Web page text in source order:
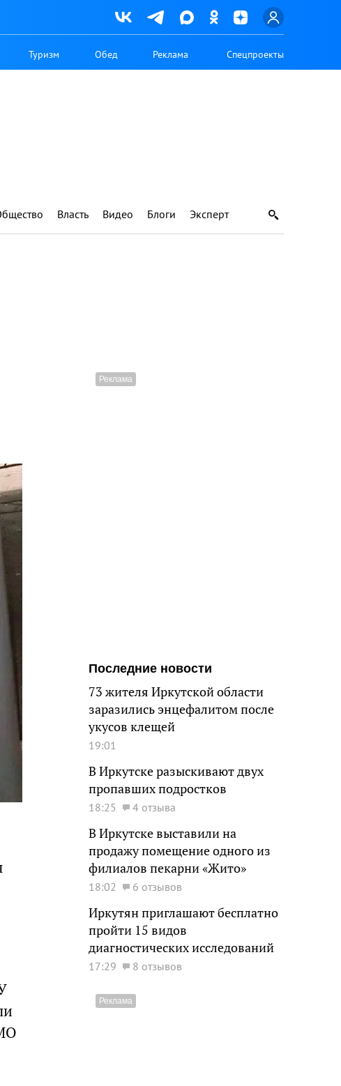
Туризм Обед Реклама Спецпроекты
Власть Видео Блоги Эксперт
Последние новости
73 жителя Иркутской области
заразились энцефалитом после
укусов клещей
19:01
В Иркутске разыскивают двух
пропавших подростков
18:25 4 отзыва
В Иркутске выставили на
продажу помещение одного из
филиалов пекарни «Жито»
18:02 6 отзывов
Иркутян приглашают бесплатно
пройти 15 видов
диагностических исследований
17:29 8 отзывов